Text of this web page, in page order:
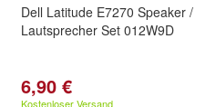
Dell Latitude E7270 Speaker /
Lautsprecher Set 012W9D
6,90 €
Kostenloser Versand